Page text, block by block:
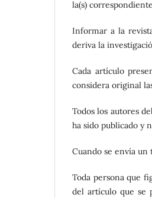
la(s)
Informar a la
deriva la
Cada artículo
considera original
Todos los autores
ha sido publicado y
Cuando se envía un
Toda persona que
del artículo que se